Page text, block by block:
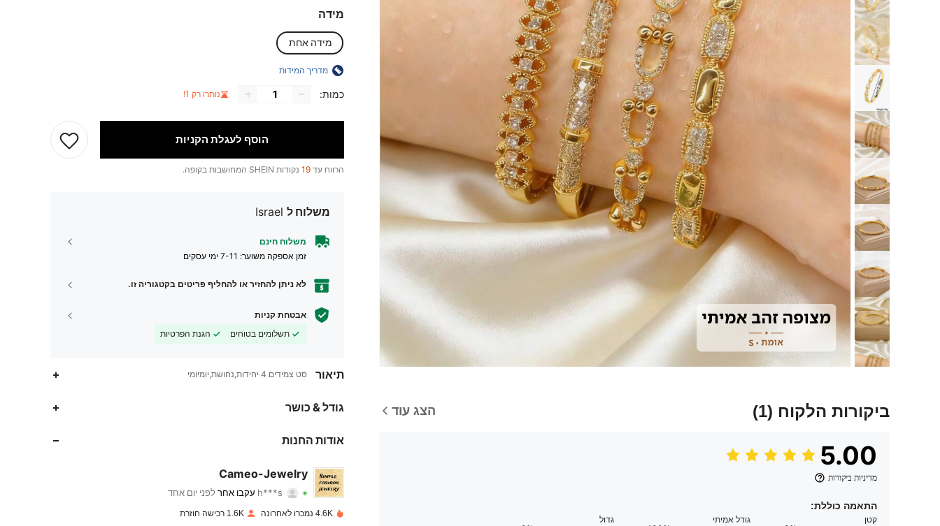
ביקורות הלקוח (1) הצג עוד
5.00
מדיניות ביקורות
התאמה כוללת:
קטן
גודל אמיתי
גדול
מידה
מידה אחת
מדריך המידות
כמות: נותרו רק 1!
הוסף לעגלת הקניות
הרווח עד 19 נקודות SHEIN המחושבות בקופה.
משלוח ל Israel
משלוח חינם
זמן אספקה ​​משוער: 7-11 ימי עסקים
לא ניתן להחזיר או להחליף פריטים בקטגוריה זו.
אבטחת קניות
תשלומים בטוחים
הגנת הפרטיות
תיאור סט צמידים 4 יחידות,נחושת,יומיומי
גודל & כושר
אודות החנות
Cameo-Jewelry
h***s עקבו אחר
4.93 דירוג 42פריטים 3.7Kעוקבים
4.6K נמכרו לאחרונה 1.6K רכישה חוזרת